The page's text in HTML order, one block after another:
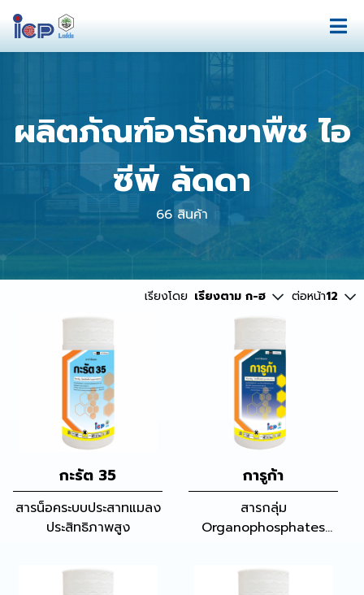
ผลิตภัณฑ์อารักขาพืช ไอ
ซีพี ลัดดา
66 สินค้า
เรียงโดย เรียงตาม ก-ฮ ต่อหน้า12
กะรัต 35
สารน็อคระบบประสาทแมลง
ประสิทธิภาพสูง
การูก้า
สารกลุ่ม
Organophosphates
ตาย สัมผัสตาย กำจัดได้